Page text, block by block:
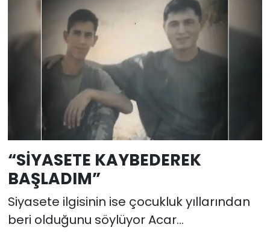
“SİYASETE KAYBEDEREK
BAŞLADIM”
Siyasete ilgisinin ise çocukluk yıllarından
beri olduğunu söylüyor Acar…